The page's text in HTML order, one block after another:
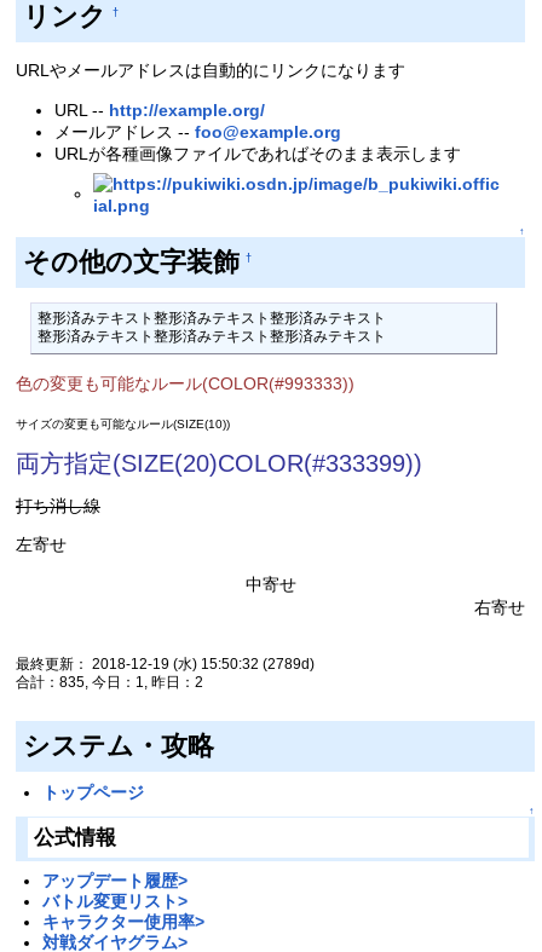
リンク †
URLやメールアドレスは自動的にリンクになります
URL -- http://example.org/
メールアドレス -- foo@example.org
URLが各種画像ファイルであればそのまま表示します
↑
その他の文字装飾 †
整形済みテキスト整形済みテキスト整形済みテキスト
整形済みテキスト整形済みテキスト整形済みテキスト
色の変更も可能なルール(COLOR(#993333))
サイズの変更も可能なルール(SIZE(10))
両方指定(SIZE(20)COLOR(#333399))
打ち消し線
左寄せ
中寄せ
右寄せ
最終更新： 2018-12-19 (水) 15:50:32 (2789d)
合計：835, 今日：1, 昨日：2
システム・攻略
トップページ
↑
公式情報
アップデート履歴>
バトル変更リスト>
キャラクター使用率>
対戦ダイヤグラム>